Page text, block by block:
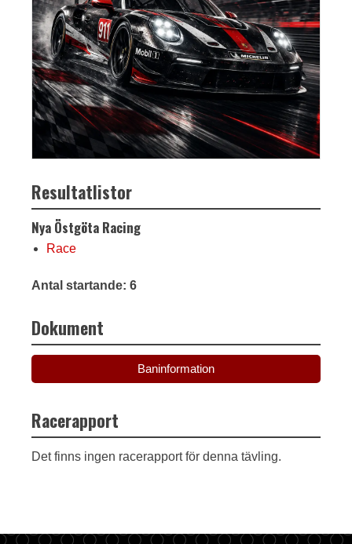
Resultatlistor
Nya Östgöta Racing
Race
Antal startande: 6
Dokument
Baninformation
Racerapport
Det finns ingen racerapport för denna tävling.